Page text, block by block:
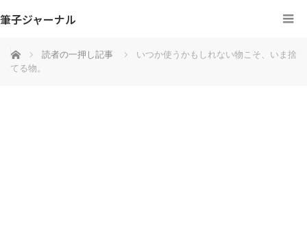
筆子ジャーナル
ホーム 読者の一押し記事
いつか使うかもしれない物こそ、いま捨
てる物。